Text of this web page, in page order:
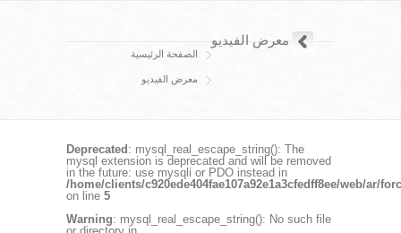
معرض الفيديو
الصفحة الرئيسية
معرض الفيديو
Deprecated : mysql_real_escape_string(): The
mysql extension is deprecated and will be removed
in the future: use mysqli or PDO instead in
/home/clients/c920ede404fae107a92e1a3cfedff8ee/web/ar/
on line 5
Warning: mysql_real_escape_string(): No such file